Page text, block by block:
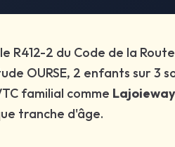
acceptent les enfants
R412-2 du Code de la
OURSE, 2 enfants sur 3
familial comme Lajoieway
tranche d'âge.